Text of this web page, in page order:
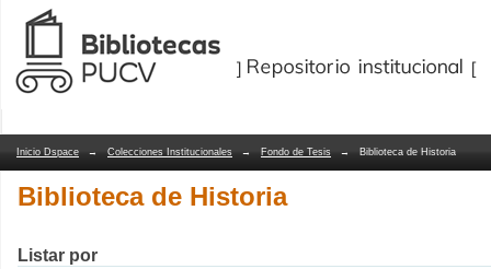
Biblioteca de Historia
Repositorio Dspace/Manakin
Inicio Dspace → Colecciones Institucionales → Fondo de Tesis → Biblioteca de Historia
Biblioteca de Historia
Listar por